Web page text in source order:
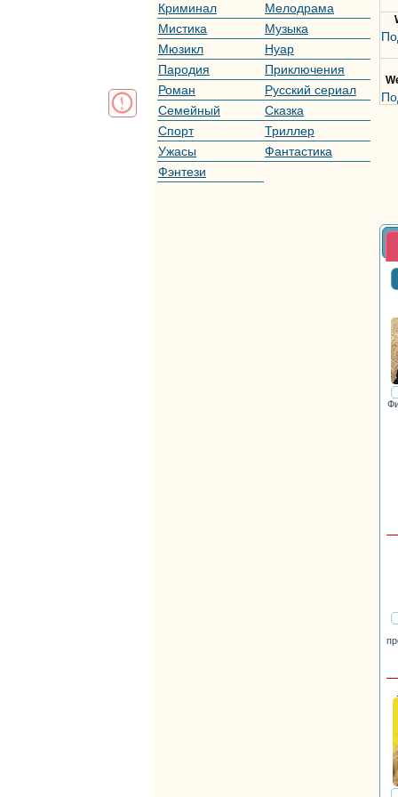
Криминал
Мелодрама
Мистика
Музыка
Мюзикл
Нуар
Пародия
Приключения
Роман
Русский сериал
Семейный
Сказка
Спорт
Триллер
Ужасы
Фантастика
Фэнтези